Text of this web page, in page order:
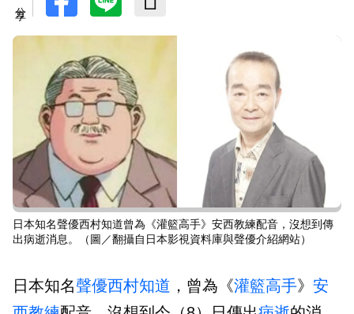
日本知名聲優西村知道曾為《灌籃高手》安西教練配音，沒想到傳
出病逝消息。（圖／翻攝自日本影視資料庫與聲優介紹網站）
日本知名聲優西村知道 ，曾為《灌籃高手》 安